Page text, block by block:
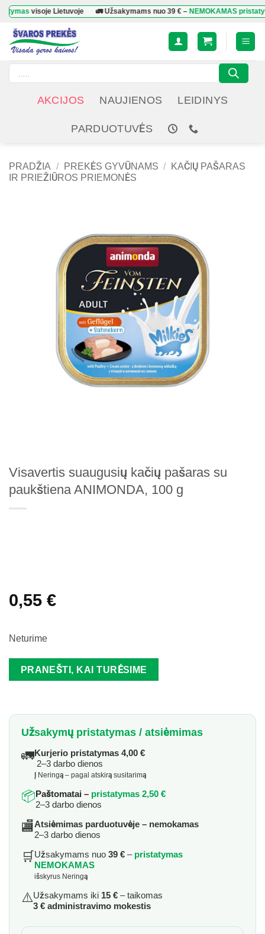
Skip
content
visoje Lietuvoje 🚛 Užsakymams nuo39 €–NEMOKAMAS pristatymas
Products
search
AKCIJOS NAUJIENOS LEIDINYS
PARDUOTUVĖS
PRADŽIA / PREKĖS GYVŪNAMS /
KAČIŲ PAŠARAS
IR PRIEŽIŪROS PRIEMONĖS
Visavertis suaugusių kačių pašaras su
paukštiena ANIMONDA, 100 g
0,55 €
Neturime
PRANEŠTI, KAI TURĖSIME
Užsakymų pristatymas / atsiėmimas
🚛Kurjerio pristatymas 4,00 €
2–3 darbo dienos
Į Neringą – pagal atskirą susitarimą
📦Paštomatai – pristatymas 2,50 €
2–3 darbo dienos
🏬Atsiėmimas parduotuvėje – nemokamas
2–3 darbo dienos
🛒Užsakymams nuo 39 € – pristatymas
NEMOKAMAS
išskyrus Neringą
⚠️Užsakymams iki 15 € – taikomas
3 € administravimo mokestis